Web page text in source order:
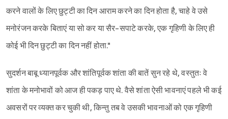
करने वालों के लिए छुट्टी का दिन आराम करने का दिन होता है, चाहे वे उसे
मनोरंजन करके बिताएं या सो कर या सैर-सपाटे करके, एक गृहिणी के लिए ही
कोई भी दिन छुट्टी का दिन नहीं होता."
सुदर्शन बाबू ध्यानपूर्वक और शांतिपूर्वक शांता की बातें सुन रहे थे, वस्तुतः वे
शांता के मनोभावों को आज ही पकड़ पाए थे. वैसे शांता ऐसी भावनाएं पहले भी कई
अवसरों पर व्यक्त कर चुकी थी, किन्तु तब वे उसकी भावनाओं को एक गृहिणी